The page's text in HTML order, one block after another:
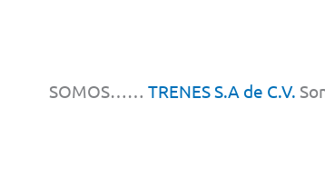
SOMOS……TRENES S.A de C.V.